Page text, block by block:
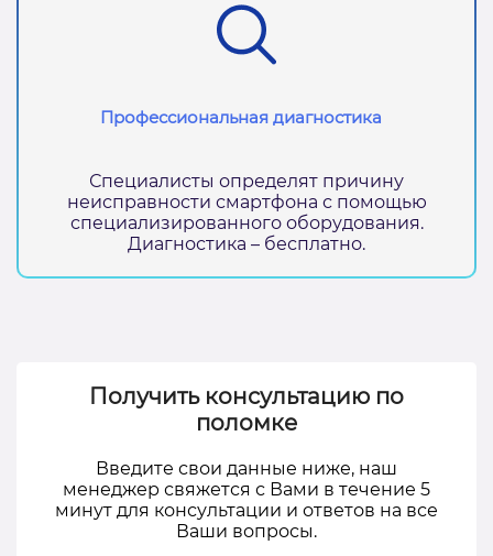
Профессиональная диагностика
Специалисты определят причину
неисправности смартфона с помощью
специализированного оборудования.
Диагностика – бесплатно.
Получить консультацию по
поломке
Введите свои данные ниже, наш
менеджер свяжется с Вами в течение 5
минут для консультации и ответов на все
Ваши вопросы.